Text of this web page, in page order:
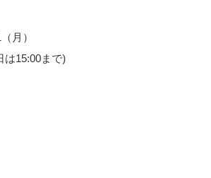
月）
は15:00まで)